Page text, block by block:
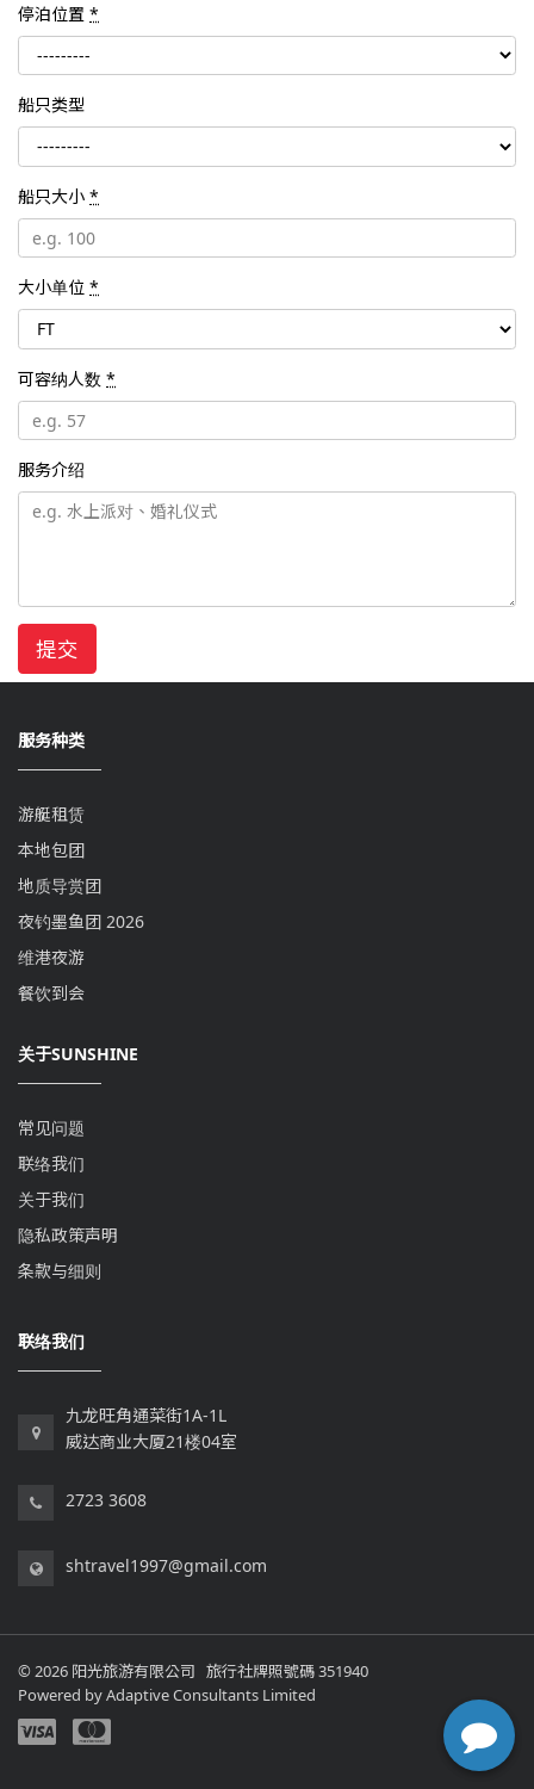
停泊位置 *
船只类型
船只大小 *
大小单位 *
可容纳人数 *
服务介绍
提交
服务种类
游艇租赁
本地包团
地质导赏团
夜钓墨鱼团 2026
维港夜游
餐饮到会
关于SUNSHINE
常见问题
联络我们
关于我们
隐私政策声明
条款与细则
联络我们
九龙旺角通菜街1A-1L
威达商业大厦21楼04室
2723 3608
shtravel1997@gmail.com
© 2026 阳光旅游有限公司 旅行社牌照號碼 351940
Powered byAdaptive Consultants Limited